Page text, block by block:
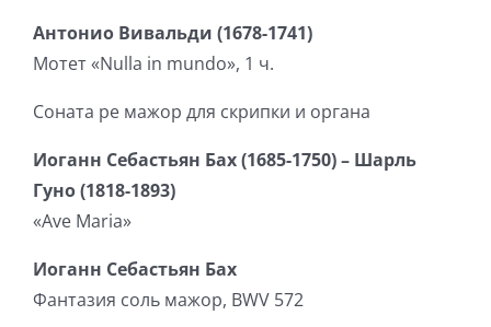
Антонио Вивальди (1678-1741)
Мотет «Nulla in mundo», 1 ч.
Соната ре мажор для скрипки и органа
Иоганн Себастьян Бах (1685-1750) – Шарль
Гуно (1818-1893)
«Ave Maria»
Иоганн Себастьян Бах
Фантазия соль мажор, BWV 572